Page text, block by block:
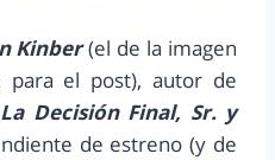
Kinber(el de la imagen
para el post), autor de
Decisión Final, Sr. y
de estreno (y de